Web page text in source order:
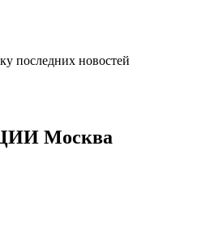
последних новостей
Москва